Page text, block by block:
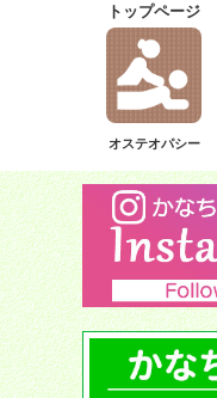
トップページ
オステオパシー